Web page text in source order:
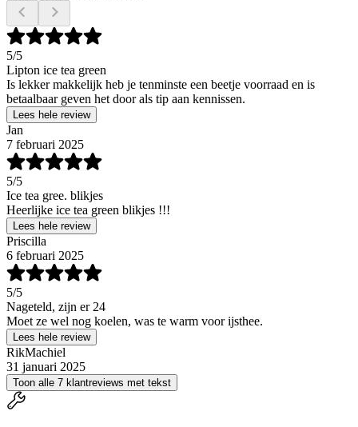
5/5
Lipton ice tea green
Is lekker makkelijk heb je tenminste een beetje voorraad en is
betaalbaar geven het door als tip aan kennissen.
Lees hele review
Jan
7 februari 2025
5/5
Ice tea gree. blikjes
Heerlijke ice tea green blikjes !!!
Lees hele review
Priscilla
6 februari 2025
5/5
Nageteld, zijn er 24
Moet ze wel nog koelen, was te warm voor ijsthee.
Lees hele review
RikMachiel
31 januari 2025
Toon alle 7 klantreviews met tekst